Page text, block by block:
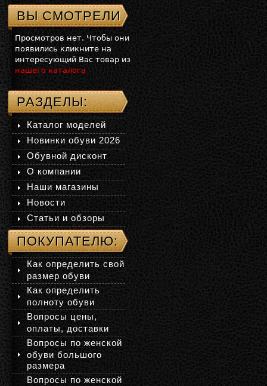
ВЫ СМОТРЕЛИ
Просмотров нет. Чтобы они
появились кликните на
интересующий Вас товар из
нашего каталога
РАЗДЕЛЫ:
Каталог моделей
Новинки обуви 2026
Обувной дисконт
О компании
Наши магазины
Новости
Статьи и обзоры
ПОКУПАТЕЛЮ:
Как определить свой
размер обуви
Как определить
полноту обуви
Вопросы цены,
оплаты, доставки
Вопросы по женской
обуви большого
размера
Вопросы по женской